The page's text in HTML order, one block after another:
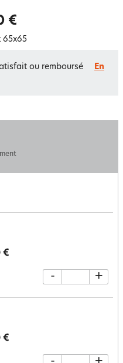
€
65x65
ou remboursé
En
€
- +
€